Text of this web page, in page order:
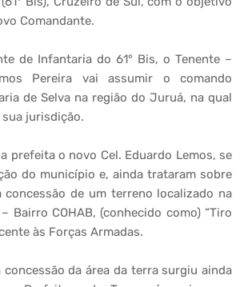
Comandante.
de Infantaria do 61° Bis, o Tenente –
Pereira vai assumir o comando
de Selva na região do Juruá, na qual
jurisdição.
prefeita o novo Cel. Eduardo Lemos, se
do município e, ainda trataram sobre
concessão de um terreno localizado na
Bairro COHAB, (conhecido como) “Tiro
às Forças Armadas.
concessão da área da terra surgiu ainda